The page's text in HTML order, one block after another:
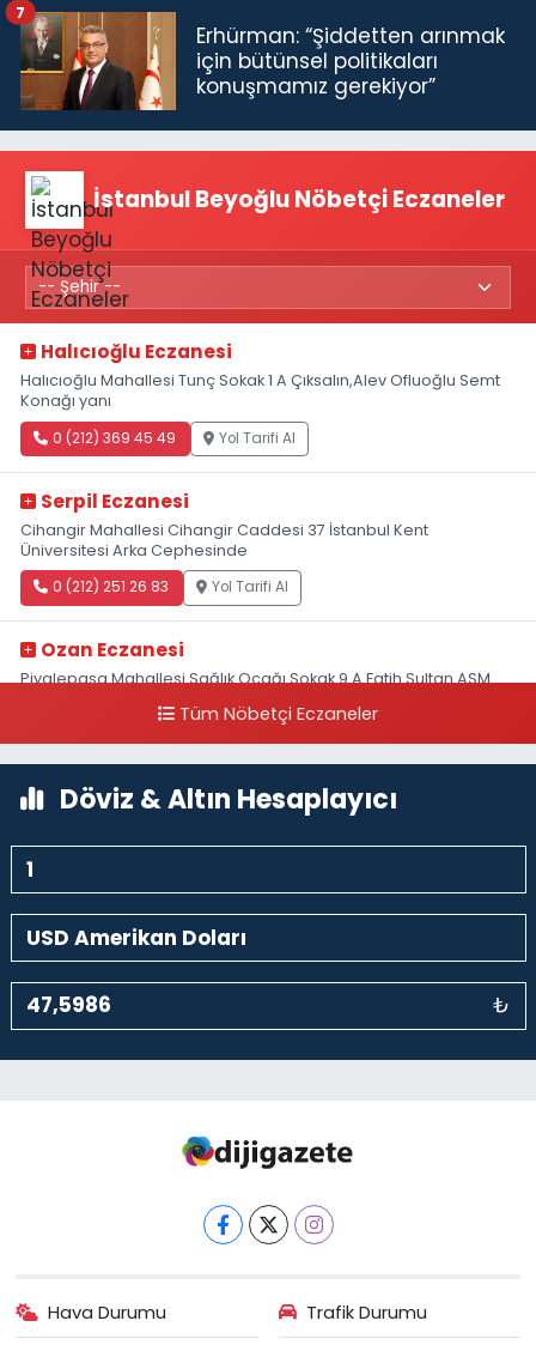
Erhürman: “Şiddetten arınmak
için bütünsel politikaları
konuşmamız gerekiyor”
7
İstanbul Beyoğlu Nöbetçi Eczaneler
Halıcıoğlu Eczanesi
Halıcıoğlu Mahallesi Tunç Sokak 1 A Çıksalın,Alev Ofluoğlu Semt
Konağı yanı
0 (212) 369 45 49 Yol Tarifi Al
Serpil Eczanesi
Cihangir Mahallesi Cihangir Caddesi 37 İstanbul Kent
Üniversitesi Arka Cephesinde
0 (212) 251 26 83 Yol Tarifi Al
Ozan Eczanesi
Piyalepaşa Mahallesi Sağlık Ocağı Sokak 9 A Fatih Sultan ASM
Tüm Nöbetçi Eczaneler
Döviz & Altın Hesaplayıcı
₺
Hava Durumu Trafik Durumu